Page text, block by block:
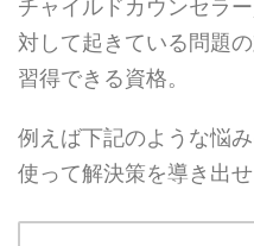
チャイルドカウンセラ
対して起きている問題
習得できる資格。
例えば下記のような悩
使って解決策を導き出せ